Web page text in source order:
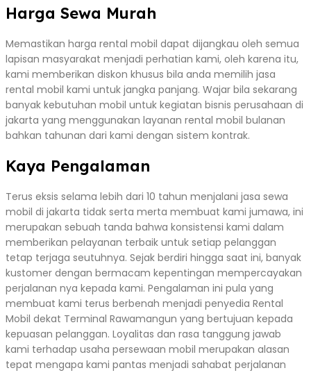
Harga Sewa Murah
Memastikan harga rental mobil dapat dijangkau oleh semua
lapisan masyarakat menjadi perhatian kami, oleh karena itu,
kami memberikan diskon khusus bila anda memilih jasa
rental mobil kami untuk jangka panjang. Wajar bila sekarang
banyak kebutuhan mobil untuk kegiatan bisnis perusahaan di
jakarta yang menggunakan layanan rental mobil bulanan
bahkan tahunan dari kami dengan sistem kontrak.
Kaya Pengalaman
Terus eksis selama lebih dari 10 tahun menjalani jasa sewa
mobil di jakarta tidak serta merta membuat kami jumawa, ini
merupakan sebuah tanda bahwa konsistensi kami dalam
memberikan pelayanan terbaik untuk setiap pelanggan
tetap terjaga seutuhnya. Sejak berdiri hingga saat ini, banyak
kustomer dengan bermacam kepentingan mempercayakan
perjalanan nya kepada kami. Pengalaman ini pula yang
membuat kami terus berbenah menjadi penyedia Rental
Mobil dekat Terminal Rawamangun yang bertujuan kepada
kepuasan pelanggan. Loyalitas dan rasa tanggung jawab
kami terhadap usaha persewaan mobil merupakan alasan
tepat mengapa kami pantas menjadi sahabat perjalanan